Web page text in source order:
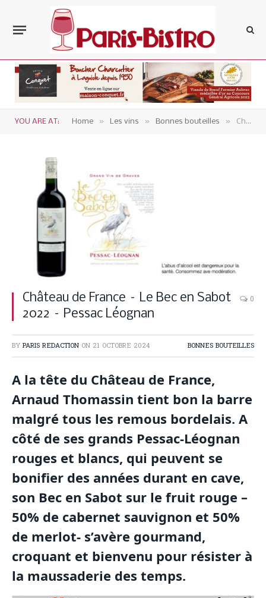
YOU ARE AT: Home » Les vins » Bonnes bouteilles » Château de France – Le Bec en Sabot 2022 – Pessac Léognan
Château de France – Le Bec en Sabot
2022 – Pessac Léognan
0
BY PARIS REDACTION ON 21 OCTOBRE 2024 BONNES BOUTEILLES
A la tête du Château de France,
Arnaud Thomassin tient bon la barre
malgré tous les remous bordelais. A
côté de ses grands Pessac-Léognan
rouges et blancs, qui peuvent se
bonifier des années durant en cave,
son Bec en Sabot sur le fruit rouge –
50% de cabernet sauvignon et 50%
de merlot- s’avère gourmand,
croquant et bienvenu pour résister à
la maussaderie des temps.